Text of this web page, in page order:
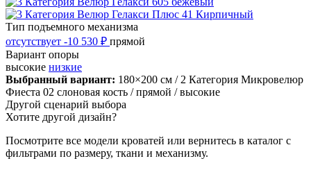
Тип подъемного механизма
отсутствует -10 530 ₽ прямой
Вариант опоры
высокие низкие
Выбранный вариант: 180×200 см / 2 Категория Микровелюр
Фиеста 02 слоновая кость / прямой / высокие
Другой сценарий выбора
Хотите другой дизайн?
Посмотрите все модели кроватей или вернитесь в каталог с
фильтрами по размеру, ткани и механизму.